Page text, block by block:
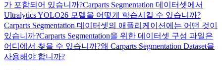
가 포함되어 있습니까?Carparts Segmentation 데이터셋에서
Ultralytics YOLO26 모델을 어떻게 학습시킬 수 있습니까?
Carparts Segmentation 데이터셋의 애플리케이션에는 어떤 것이
있습니까?Carparts Segmentation을 위한 데이터셋 구성 파일은
어디에서 찾을 수 있습니까?왜 Carparts Segmentation Dataset을
사용해야 합니까?